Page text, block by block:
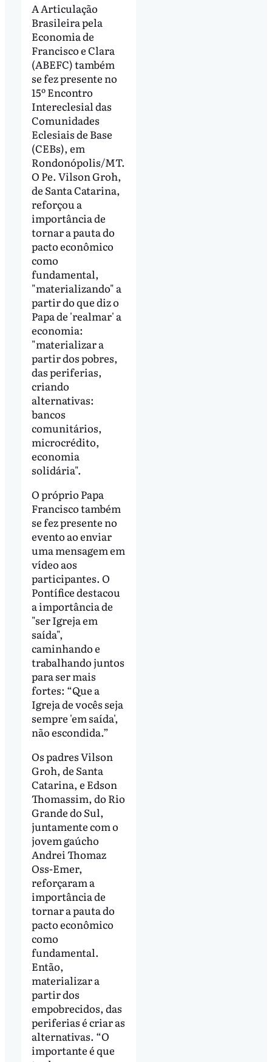
A Articulação
Brasileira pela
Economia de
Francisco e Clara
(ABEFC) também
se fez presente no
15º Encontro
Intereclesial das
Comunidades
Eclesiais de Base
(CEBs), em
Rondonópolis/MT.
O Pe. Vilson Groh,
de Santa Catarina,
reforçou a
importância de
tornar a pauta do
pacto econômico
como
fundamental,
"materializando" a
partir do que diz o
Papa de 'realmar' a
economia:
"materializar a
partir dos pobres,
das periferias,
criando
alternativas:
bancos
comunitários,
microcrédito,
economia
solidária".
O próprio Papa
Francisco também
se fez presente no
evento ao enviar
uma mensagem em
vídeo aos
participantes. O
Pontífice destacou
a importância de
"ser Igreja em
saída",
caminhando e
trabalhando juntos
para ser mais
fortes: “Que a
Igreja de vocês seja
sempre 'em saída',
não escondida.”
Os padres Vilson
Groh, de Santa
Catarina, e Edson
Thomassim, do Rio
Grande do Sul,
juntamente com o
jovem gaúcho
Andrei Thomaz
Oss-Emer,
reforçaram a
importância de
tornar a pauta do
pacto econômico
como
fundamental.
Então,
materializar a
partir dos
empobrecidos, das
periferias é criar as
alternativas. “O
importante é que